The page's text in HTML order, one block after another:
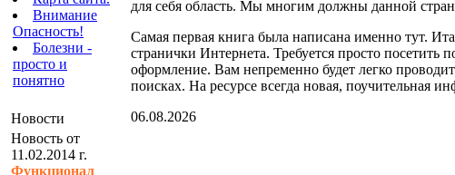
Внимание
Опасность!
Болезни -
просто и
понятно
Новости
Новость от
11.02.2014 г.
Функционал
для себя область. Мы многим должны данной
Самая первая книга была написана именно тут.
странички Интернета. Требуется просто посетить
оформление. Вам непременно будет легко
поисках. На ресурсе всегда новая, поучительная
06.08.2026